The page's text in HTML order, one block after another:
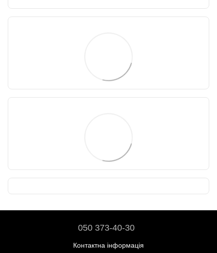
050 373-40-30
Контактна інформація